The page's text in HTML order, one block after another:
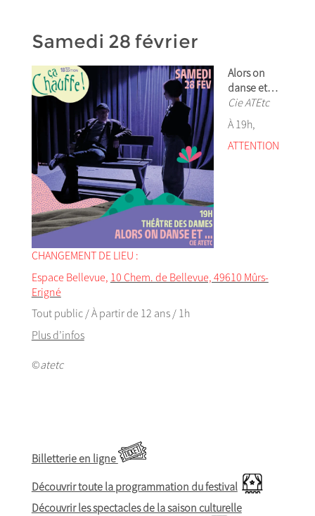
Samedi 28 février
Alors on
danse et…
Cie ATEtc
À 19h,
ATTENTION
CHANGEMENT DE LIEU :
Espace Bellevue, 10 Chem. de Bellevue, 49610 Mûrs-
Erigné
Tout public / À partir de 12 ans / 1h
Plus d’infos
©atetc
Billetterie en ligne
Découvrir toute la programmation du festival
Découvrir les spectacles de la saison culturelle